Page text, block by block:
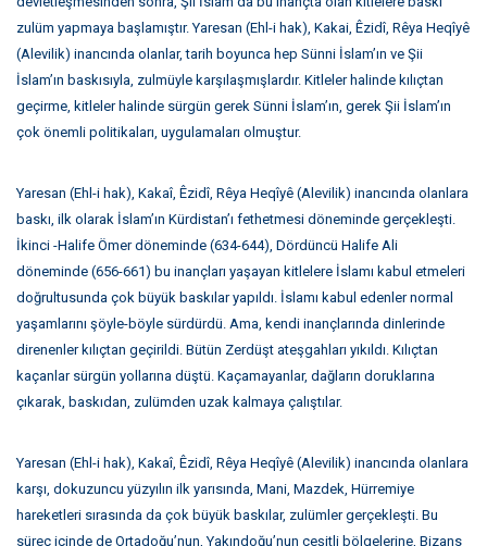
zulüm yapmaya başlamıştır. Yaresan (Ehl-i hak), Kakai, Êzidî, Rêya Heqîyê
(Alevilik) inancında olanlar, tarih boyunca hep Sünni İslam’ın ve Şii
İslam’ın baskısıyla, zulmüyle karşılaşmışlardır. Kitleler halinde kılıçtan
geçirme, kitleler halinde sürgün gerek Sünni İslam’ın, gerek Şii İslam’ın
çok önemli politikaları, uygulamaları olmuştur.
Yaresan (Ehl-i hak), Kakaî, Êzidî, Rêya Heqîyê (Alevilik) inancında olanlara
baskı, ilk olarak İslam’ın Kürdistan’ı fethetmesi döneminde gerçekleşti.
İkinci -Halife Ömer döneminde (634-644), Dördüncü Halife Ali
döneminde (656-661) bu inançları yaşayan kitlelere İslamı kabul etmeleri
doğrultusunda çok büyük baskılar yapıldı. İslamı kabul edenler normal
yaşamlarını şöyle-böyle sürdürdü. Ama, kendi inançlarında dinlerinde
direnenler kılıçtan geçirildi. Bütün Zerdüşt ateşgahları yıkıldı. Kılıçtan
kaçanlar sürgün yollarına düştü. Kaçamayanlar, dağların doruklarına
çıkarak, baskıdan, zulümden uzak kalmaya çalıştılar.
Yaresan (Ehl-i hak), Kakaî, Êzidî, Rêya Heqîyê (Alevilik) inancında olanlara
karşı, dokuzuncu yüzyılın ilk yarısında, Mani, Mazdek, Hürremiye
hareketleri sırasında da çok büyük baskılar, zulümler gerçekleşti. Bu
süreç içinde de Ortadoğu’nun, Yakındoğu’nun çeşitli bölgelerine, Bizans